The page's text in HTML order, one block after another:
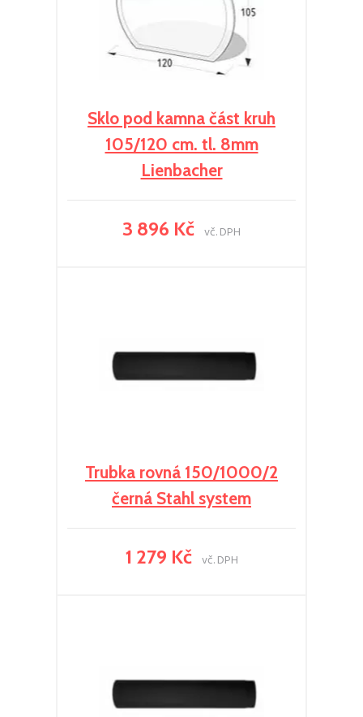
Sklo pod kamna část kruh
105/120 cm. tl. 8mm
Lienbacher
3 896 Kč vč. DPH
Trubka rovná 150/1000/2
černá Stahl system
1 279 Kč vč. DPH